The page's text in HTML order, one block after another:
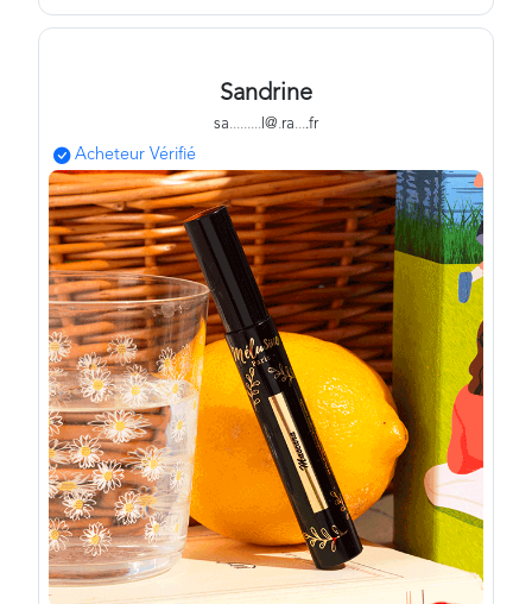
Sandrine
sa......... l@.ra....fr
Acheteur Vérifié